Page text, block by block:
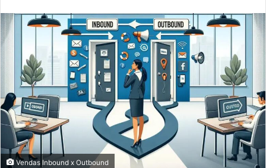
Vendas Inbound x Outbound